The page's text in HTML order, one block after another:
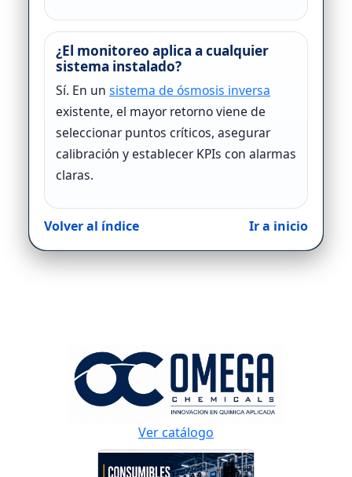
¿El monitoreo aplica a cualquier
sistema instalado?
Sí. En un sistema de ósmosis inversa
existente, el mayor retorno viene de
seleccionar puntos críticos, asegurar
calibración y establecer KPIs con alarmas
claras.
Volver al índice Ir a inicio
Ver catálogo